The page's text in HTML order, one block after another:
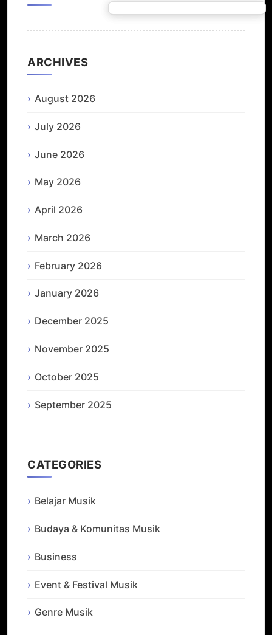
ARCHIVES
August 2026
July 2026
June 2026
May 2026
April 2026
March 2026
February 2026
January 2026
December 2025
November 2025
October 2025
September 2025
CATEGORIES
Belajar Musik
Budaya & Komunitas Musik
Business
Event & Festival Musik
Genre Musik